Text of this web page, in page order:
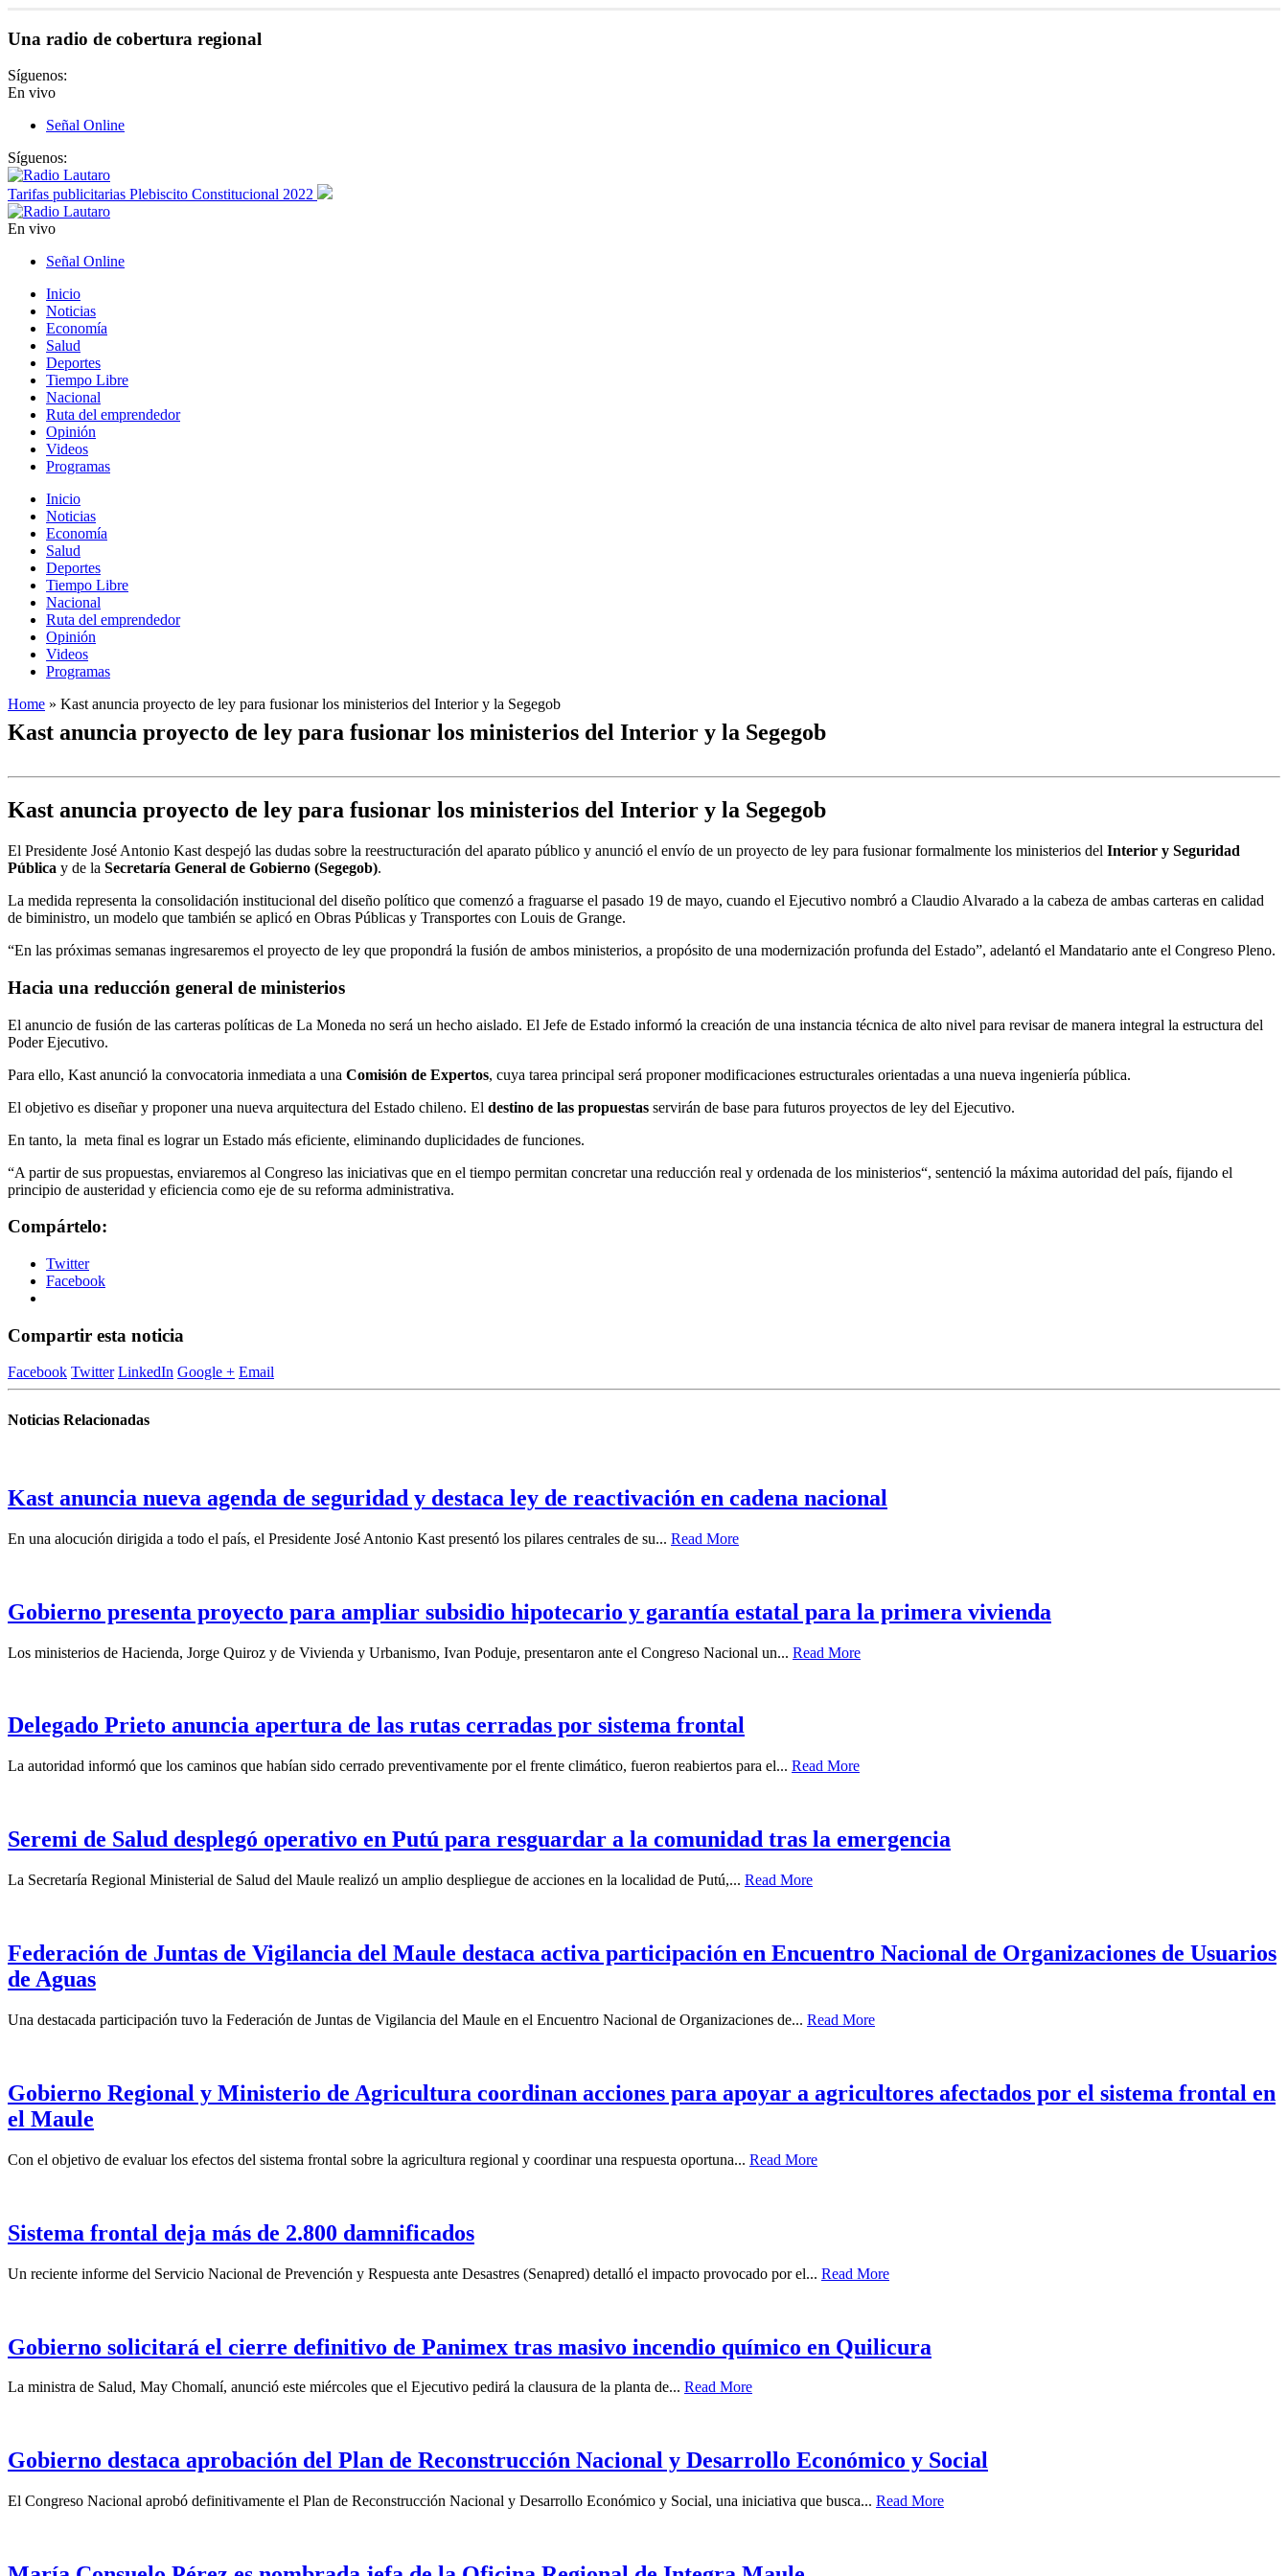
Una radio de cobertura regional
Síguenos:
En vivo
Señal Online
Síguenos:
Tarifas publicitarias Plebiscito Constitucional 2022
En vivo
Señal Online
Inicio
Noticias
Economía
Salud
Deportes
Tiempo Libre
Nacional
Ruta del emprendedor
Opinión
Videos
Programas
Inicio
Noticias
Economía
Salud
Deportes
Tiempo Libre
Nacional
Ruta del emprendedor
Opinión
Videos
Programas
Home » Kast anuncia proyecto de ley para fusionar los ministerios del Interior y la Segegob
Kast anuncia proyecto de ley para fusionar los ministerios del Interior y la Segegob
Kast anuncia proyecto de ley para fusionar los ministerios del Interior y la Segegob
El Presidente José Antonio Kast despejó las dudas sobre la reestructuración del aparato público y anunció el envío de un proyecto de ley para fusionar formalmente los ministerios del Interior y Seguridad
Pública y de la Secretaría General de Gobierno (Segegob).
La medida representa la consolidación institucional del diseño político que comenzó a fraguarse el pasado 19 de mayo, cuando el Ejecutivo nombró a Claudio Alvarado a la cabeza de ambas carteras en calidad
de biministro, un modelo que también se aplicó en Obras Públicas y Transportes con Louis de Grange.
“En las próximas semanas ingresaremos el proyecto de ley que propondrá la fusión de ambos ministerios, a propósito de una modernización profunda del Estado”, adelantó el Mandatario ante el Congreso Pleno.
Hacia una reducción general de ministerios
El anuncio de fusión de las carteras políticas de La Moneda no será un hecho aislado. El Jefe de Estado informó la creación de una instancia técnica de alto nivel para revisar de manera integral la estructura del
Poder Ejecutivo.
Para ello, Kast anunció la convocatoria inmediata a una Comisión de Expertos, cuya tarea principal será proponer modificaciones estructurales orientadas a una nueva ingeniería pública.
El objetivo es diseñar y proponer una nueva arquitectura del Estado chileno. El destino de las propuestas servirán de base para futuros proyectos de ley del Ejecutivo.
En tanto, la meta final es lograr un Estado más eficiente, eliminando duplicidades de funciones.
“A partir de sus propuestas, enviaremos al Congreso las iniciativas que en el tiempo permitan concretar una reducción real y ordenada de los ministerios“, sentenció la máxima autoridad del país, fijando el
principio de austeridad y eficiencia como eje de su reforma administrativa.
Compártelo:
Twitter
Facebook
Compartir esta noticia
Facebook Twitter LinkedIn Google + Email
Noticias Relacionadas
Kast anuncia nueva agenda de seguridad y destaca ley de reactivación en cadena nacional
En una alocución dirigida a todo el país, el Presidente José Antonio Kast presentó los pilares centrales de su... Read More
Gobierno presenta proyecto para ampliar subsidio hipotecario y garantía estatal para la primera vivienda
Los ministerios de Hacienda, Jorge Quiroz y de Vivienda y Urbanismo, Ivan Poduje, presentaron ante el Congreso Nacional un... Read More
Delegado Prieto anuncia apertura de las rutas cerradas por sistema frontal
La autoridad informó que los caminos que habían sido cerrado preventivamente por el frente climático, fueron reabiertos para el... Read More
Seremi de Salud desplegó operativo en Putú para resguardar a la comunidad tras la emergencia
La Secretaría Regional Ministerial de Salud del Maule realizó un amplio despliegue de acciones en la localidad de Putú,... Read More
Federación de Juntas de Vigilancia del Maule destaca activa participación en Encuentro Nacional de Organizaciones de Usuarios
de Aguas
Una destacada participación tuvo la Federación de Juntas de Vigilancia del Maule en el Encuentro Nacional de Organizaciones de... Read More
Gobierno Regional y Ministerio de Agricultura coordinan acciones para apoyar a agricultores afectados por el sistema frontal en
el Maule
Con el objetivo de evaluar los efectos del sistema frontal sobre la agricultura regional y coordinar una respuesta oportuna... Read More
Sistema frontal deja más de 2.800 damnificados
Un reciente informe del Servicio Nacional de Prevención y Respuesta ante Desastres (Senapred) detalló el impacto provocado por el... Read More
Gobierno solicitará el cierre definitivo de Panimex tras masivo incendio químico en Quilicura
La ministra de Salud, May Chomalí, anunció este miércoles que el Ejecutivo pedirá la clausura de la planta de... Read More
Gobierno destaca aprobación del Plan de Reconstrucción Nacional y Desarrollo Económico y Social
El Congreso Nacional aprobó definitivamente el Plan de Reconstrucción Nacional y Desarrollo Económico y Social, una iniciativa que busca... Read More